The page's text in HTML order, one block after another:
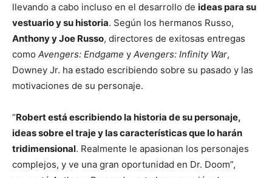
llevando a cabo incluso en el desarrollo de ideas para su
vestuario y su historia. Según los hermanos Russo,
Anthony y Joe Russo, directores de exitosas entregas
como Avengers: Endgame y Avengers: Infinity War,
Downey Jr. ha estado escribiendo sobre su pasado y las
motivaciones de su personaje.
“Robert está escribiendo la historia de su personaje,
ideas sobre el traje y las características que lo harán
tridimensional. Realmente le apasionan los personajes
complejos, y ve una gran oportunidad en Dr. Doom”,